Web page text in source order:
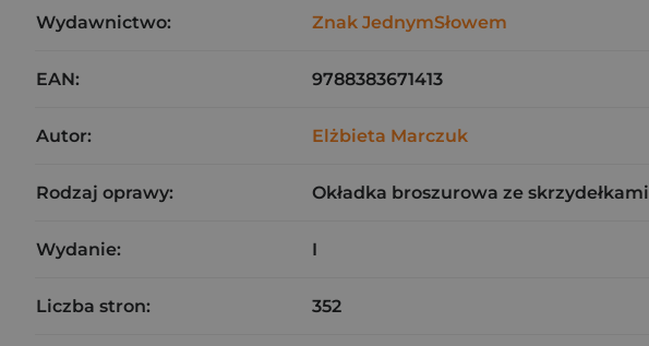
Wydawnictwo: Znak JednymSłowem
EAN: 9788383671413
Autor: Elżbieta Marczuk
Rodzaj oprawy: Okładka broszurowa ze skrzydełkami
Wydanie: I
Liczba stron: 352